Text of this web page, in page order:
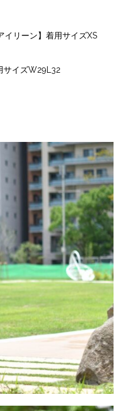
リーン】着用サイズXS
サイズW29L32